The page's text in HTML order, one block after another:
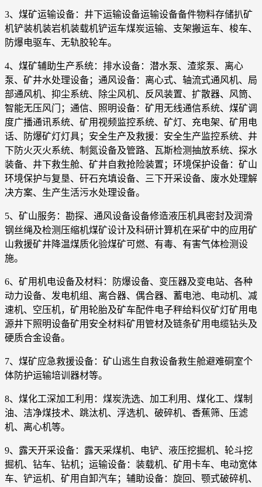
3、煤矿运输设备：井下运输设备运输设备备件物料存储扒矿
机铲装机装岩机装载机铲运车煤炭运输、支架搬运车、梭车、
防爆电驱车、无轨胶轮车。
4、煤矿辅助生产系统：排水设备：潜水泵、渣浆泵、离心
泵、矿井水处理设备；通风设备：离心式、轴流式通风机、局
部通风机、抑尘系统、除尘风机、反风装置、扩散器、风筒、
智能无压风门；通信、照明设备：矿用无线通信系统、煤矿调
度广播通讯系统、矿用视频监控系统、矿灯、充电架、矿用电
话、防爆矿灯灯具；安全生产及救援：安全生产监控系统、井
下防火灭火系统、制氮设备及管路、瓦斯检测抽放系统、探水
装备、井下救生舱、矿井自救抢险装置；环境保护设备：矿山
环境保护与复垦、矸石充填设备、三下开采设备、废水处理解
决方案、生产生活污水处理设备。
5、矿山服务：勘探、通风设备设备修造液压机具密封及润滑
钢丝绳及检测压缩机煤矿设计及科研计算机在采矿中的应用矿
山救援矿井降温煤质化验煤矿可燃、有毒、有害气体检测设
施。
6、矿用机电设备及材料：防爆设备、变压器及变电站、各种
动力设备、发电机组、离合器、偶合器、蓄电池、电动机、减
速机、空压机，矿用轮胎及矿车配件电子秤给料仪矿灯矿用电
源井下照明设备矿用安全材料矿用管材及链条矿用电缆钻头及
硬质合金设备。
7、煤矿应急救援设备：矿山逃生自救设备救生舱避难硐室个
体防护运输培训器材等。
8、煤化工深加工利用：煤炭洗选、加工利用、煤化工、煤制
油、洁净煤技术、跳汰机、浮选机、破碎机、香蕉筛、压滤
机、离心机等。
9、露天开采设备：露天采煤机、电铲、液压挖掘机、轮斗挖
掘机、钻车、钻机；运输设备：装载机、矿用卡车、电动宽体
车、铲运机、矿用自卸汽车；辅助设备：旋回、颚式破碎机、